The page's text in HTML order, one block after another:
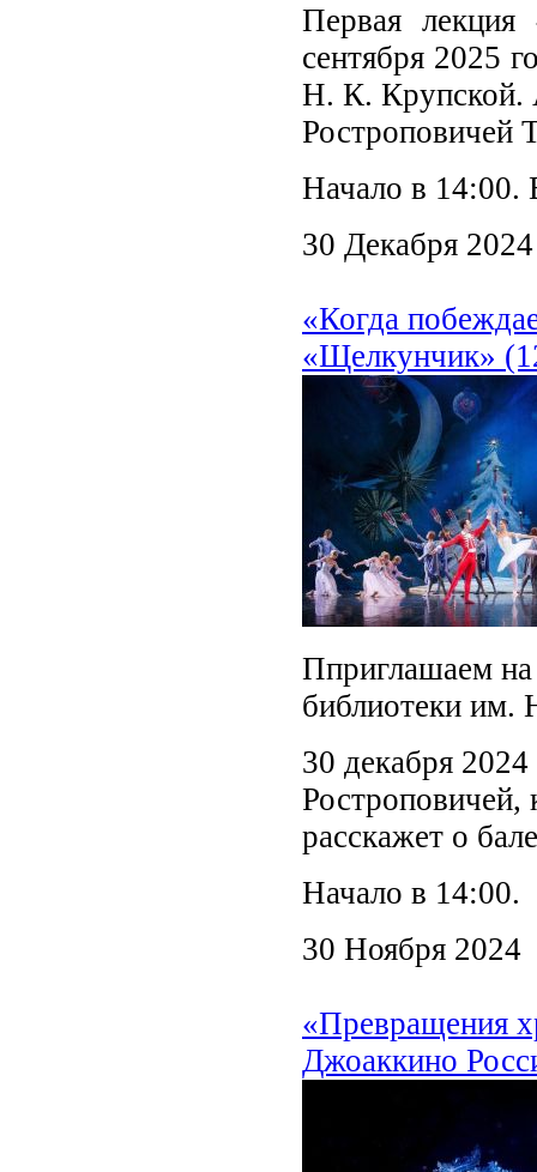
Первая лекция
сентября 2025
Н. К.
Ростроповичей
Начало в
30 Декабря 2024
«Когда
«Щелкунчик»
Пприглашаем на
библиотеки им.
30 декабря
Ростроповичей,
расскажет о
Начало в 14:00.
30 Ноября 2024
«Превращения
Джоаккино